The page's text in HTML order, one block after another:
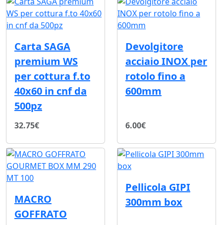
Carta SAGA
premium WS
per cottura f.to
40x60 in cnf da
500pz
32.75€
Devolgitore
acciaio INOX per
rotolo fino a
600mm
6.00€
MACRO
GOFFRATO
Pellicola GIPI
300mm box